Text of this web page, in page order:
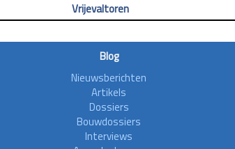
Vrijevaltoren
Blog
Nieuwsberichten
Artikels
Dossiers
Bouwdossiers
Interviews